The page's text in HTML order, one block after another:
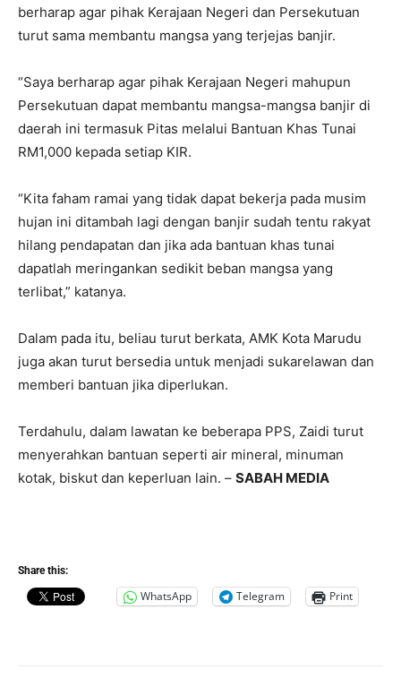
berharap agar pihak Kerajaan Negeri dan Persekutuan
turut sama membantu mangsa yang terjejas banjir.
“Saya berharap agar pihak Kerajaan Negeri mahupun
Persekutuan dapat membantu mangsa-mangsa banjir di
daerah ini termasuk Pitas melalui Bantuan Khas Tunai
RM1,000 kepada setiap KIR.
“Kita faham ramai yang tidak dapat bekerja pada musim
hujan ini ditambah lagi dengan banjir sudah tentu rakyat
hilang pendapatan dan jika ada bantuan khas tunai
dapatlah meringankan sedikit beban mangsa yang
terlibat,” katanya.
Dalam pada itu, beliau turut berkata, AMK Kota Marudu
juga akan turut bersedia untuk menjadi sukarelawan dan
memberi bantuan jika diperlukan.
Terdahulu, dalam lawatan ke beberapa PPS, Zaidi turut
menyerahkan bantuan seperti air mineral, minuman
kotak, biskut dan keperluan lain. – SABAH MEDIA
Share this:
WhatsApp Telegram Print